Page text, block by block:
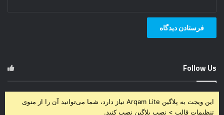
Follow Us
این ویجت به پلاگین Arqam Lite نیاز دارد، شما می‌توانید آن را از منوی
تنظیمات قالب > نصب پلاگین نصب کنید.